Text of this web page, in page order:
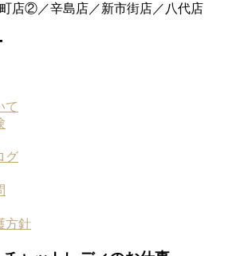
店②／辛島店／新市街店／八代店
て
グ
方針